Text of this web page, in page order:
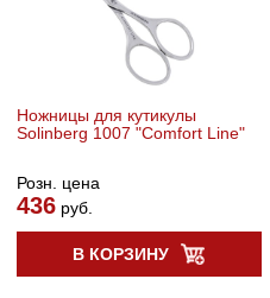
Ножницы для кутикулы
Solinberg 1007 "Comfort Line"
Розн. цена
436руб.
В КОРЗИНУ